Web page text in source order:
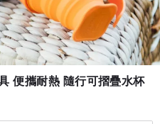
便攜耐熱 隨行可摺疊水杯